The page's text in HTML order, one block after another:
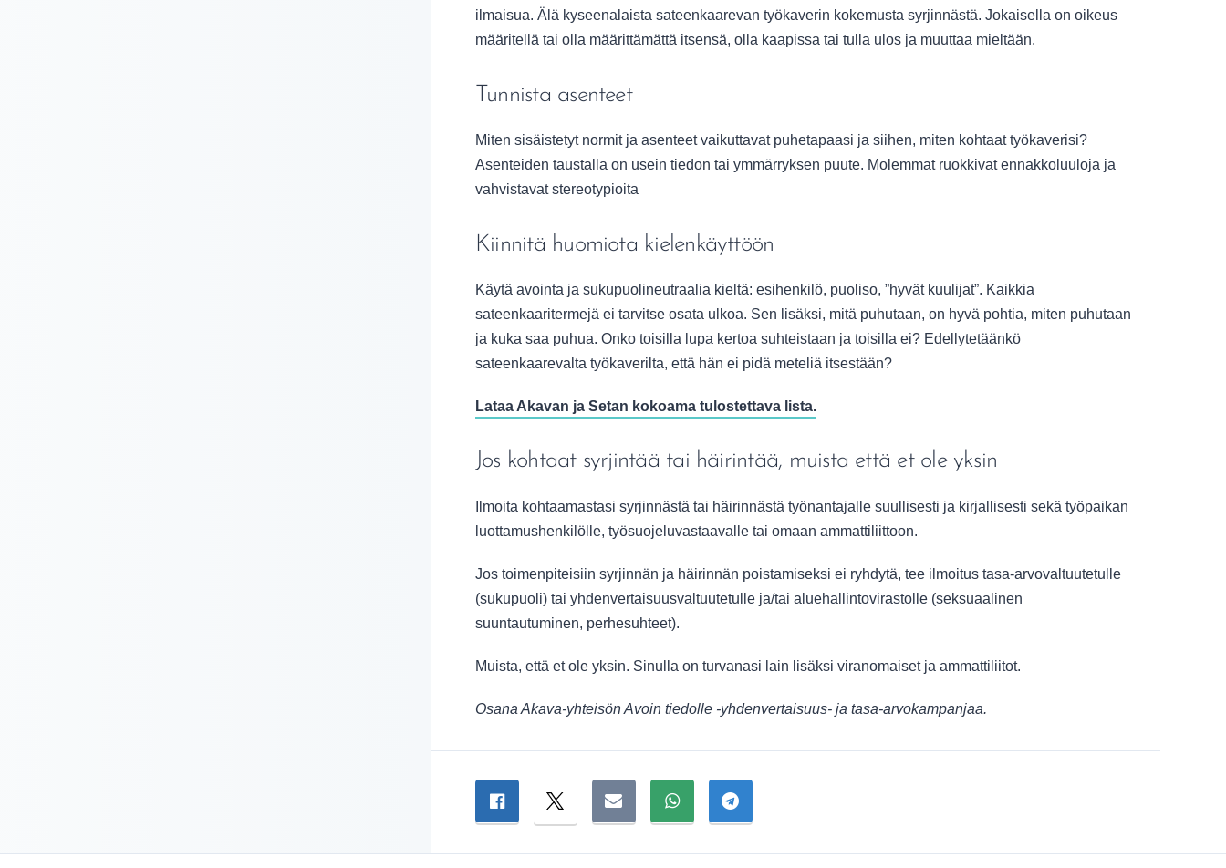
ilmaisua. Älä kyseenalaista sateenkaarevan työkaverin kokemusta syrjinnästä. Jokaisella on oikeus
määritellä tai olla määrittämättä itsensä, olla kaapissa tai tulla ulos ja muuttaa mieltään.
Tunnista asenteet
Miten sisäistetyt normit ja asenteet vaikuttavat puhetapaasi ja siihen, miten kohtaat työkaverisi?
Asenteiden taustalla on usein tiedon tai ymmärryksen puute. Molemmat ruokkivat ennakkoluuloja ja
vahvistavat stereotypioita
Kiinnitä huomiota kielenkäyttöön
Käytä avointa ja sukupuolineutraalia kieltä: esihenkilö, puoliso, ”hyvät kuulijat”. Kaikkia
sateenkaaritermejä ei tarvitse osata ulkoa. Sen lisäksi, mitä puhutaan, on hyvä pohtia, miten puhutaan
ja kuka saa puhua. Onko toisilla lupa kertoa suhteistaan ja toisilla ei? Edellytetäänkö
sateenkaarevalta työkaverilta, että hän ei pidä meteliä itsestään?
Lataa Akavan ja Setan kokoama tulostettava lista.
Jos kohtaat syrjintää tai häirintää, muista että et ole yksin
Ilmoita kohtaamastasi syrjinnästä tai häirinnästä työnantajalle suullisesti ja kirjallisesti sekä työpaikan
luottamushenkilölle, työsuojeluvastaavalle tai omaan ammattiliittoon.
Jos toimenpiteisiin syrjinnän ja häirinnän poistamiseksi ei ryhdytä, tee ilmoitus tasa-arvovaltuutetulle
(sukupuoli) tai yhdenvertaisuusvaltuutetulle ja/tai aluehallintovirastolle (seksuaalinen
suuntautuminen, perhesuhteet).
Muista, että et ole yksin. Sinulla on turvanasi lain lisäksi viranomaiset ja ammattiliitot.
Osana Akava-yhteisön Avoin tiedolle -yhdenvertaisuus- ja tasa-arvokampanjaa.
Jaa sivu
Jaa Facebookissa
Jaa TwitterissäJaa sähköpostitse
Jaa WhatsAppissa
Jaa Telegramissa